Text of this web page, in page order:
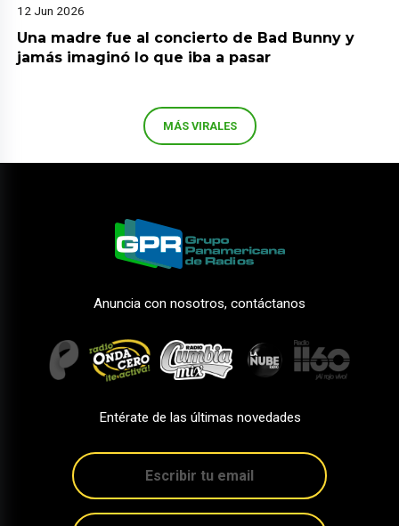
12 Jun 2026
Una madre fue al concierto de Bad Bunny y
jamás imaginó lo que iba a pasar
MÁS VIRALES
Anuncia con nosotros, contáctanos
Entérate de las últimas novedades